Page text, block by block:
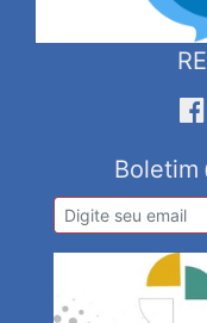
Boletim